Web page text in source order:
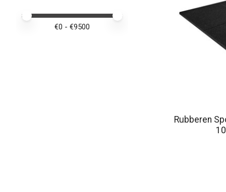
Minimale prijswaarde
Price maximum value
€0 - €9500
Rubberen